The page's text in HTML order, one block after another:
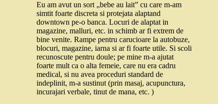
Eu am avut un sort „bebe au lait” cu care m-am
simtit foarte discreta si protejata alaptand
downtown pe-o banca. Locuri de alaptat in
magazine, malluri, etc. in schimb ar fi extrem de
bine venite. Rampe pentru carucioare la autobuze,
blocuri, magazine, iarna si ar fi foarte utile. Si scoli
recunoscute pentru doule; pe mine m-a ajutat
foarte mult ca o alta femeie, care nu era cadru
medical, si nu avea proceduri standard de
indeplinit, m-a sustinut (prin masaj, acupunctura,
incurajari verbale, tinut de mana, etc. )